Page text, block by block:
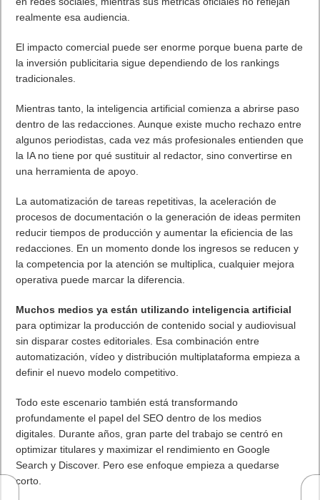
El Fire Emblem: Fortune’s Weave Direct trae más
detalles sobre este juego, centrado en combates
Switch
AMD Ryzen AI Halo ofrece hasta un 34%
velocidad a agentes en inferencia loca
Legends: Marca
Super Robot Wars Y celebra el 35º aniversario de
la serie con una actualización gratuita y un nuevo
DLC disponible a partir de hoy
Calendario
mayo 2026
L M X J V S D
1 2
3
11 1213 1415 1617
18192021222324
« Abr
Lo más visto y recomendado
Buscar juegos
Las Recetas de Cocina
Buscador I.E - Firefox
Como página de inico
Facebook Frikipandi
Juegos Flash